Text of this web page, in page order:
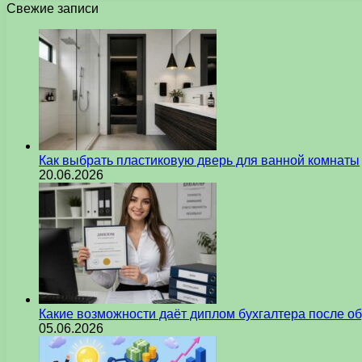
Свежие записи
Как выбрать пластиковую дверь для ванной комнаты
20.06.2026
Какие возможности даёт диплом бухгалтера после
05.06.2026